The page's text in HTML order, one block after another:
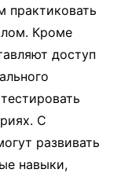
практиковать
Кроме
доступ
С
развивать
навыки,